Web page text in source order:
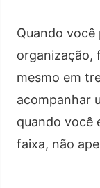
Quando você
organização,
mesmo em
acompanhar
quando você
faixa, não